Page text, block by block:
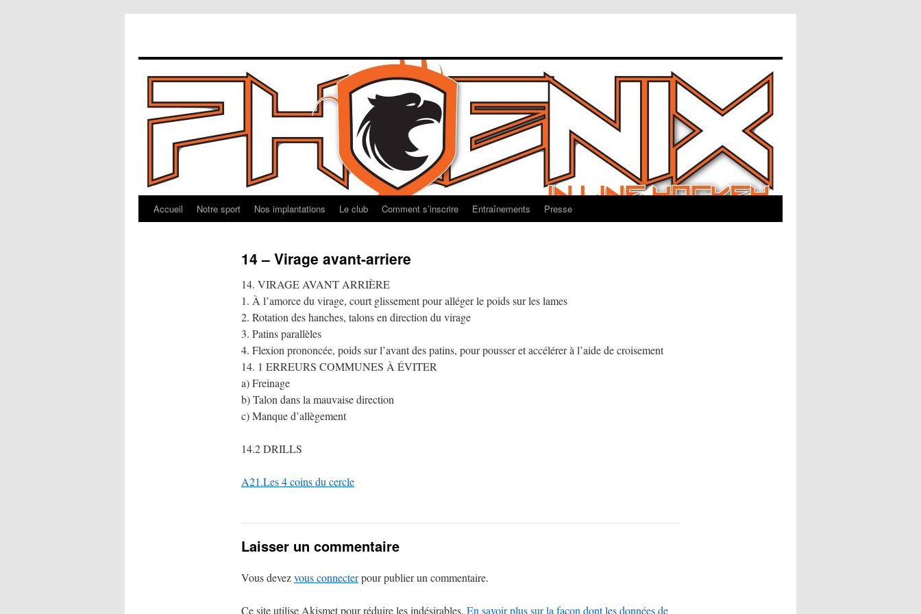
Aller
Accueil Notre sport Nos implantations Le club Comment s’inscrire Entraînements Presse
14 – Virage avant-arriere
14. VIRAGE AVANT ARRIÈRE
1. À l’amorce du virage, court glissement pour alléger le poids sur les lames
2. Rotation des hanches, talons en direction du virage
3. Patins parallèles
4. Flexion prononcée, poids sur l’avant des patins, pour pousser et accélérer à l’aide de croisement
14. 1 ERREURS COMMUNES À ÉVITER
a) Freinage
b) Talon dans la mauvaise direction
c) Manque d’allègement
14.2 DRILLS
A21.Les 4 coins du cercle
Laisser un commentaire
Vous devezvous connecterpour publier un commentaire.
Ce site utilise Akismet pour réduire les indésirables. En savoir plus sur la façon dont les données de